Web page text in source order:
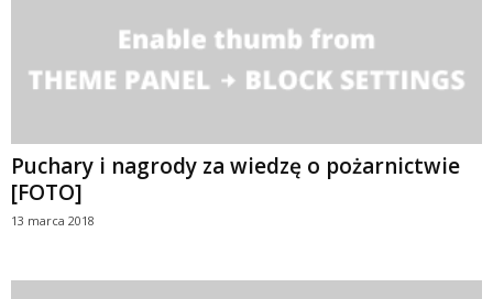
Puchary i nagrody za wiedzę o pożarnictwie
[FOTO]
13 marca 2018